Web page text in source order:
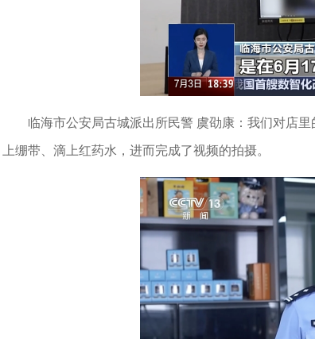
临海市公安局古城派出所民警 虞劭康：我们对店
上绷带、滴上红药水，进而完成了视频的拍摄。